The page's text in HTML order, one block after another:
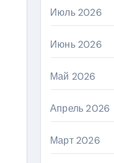
Июль 2026
Июнь 2026
Май 2026
Апрель 2026
Март 2026